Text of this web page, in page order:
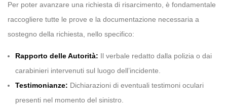
Per poter avanzare una richiesta di risarcimento, è fondamentale
raccogliere tutte le prove e la documentazione necessaria a
sostegno della richiesta, nello specifico:
Rapporto delle Autorità: Il verbale redatto dalla polizia o dai
carabinieri intervenuti sul luogo dell’incidente.
Testimonianze: Dichiarazioni di eventuali testimoni oculari
presenti nel momento del sinistro.